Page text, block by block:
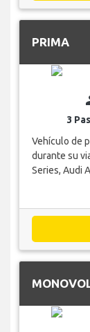
PRIMA
3
Vehículo de
durante su
Series, Audi